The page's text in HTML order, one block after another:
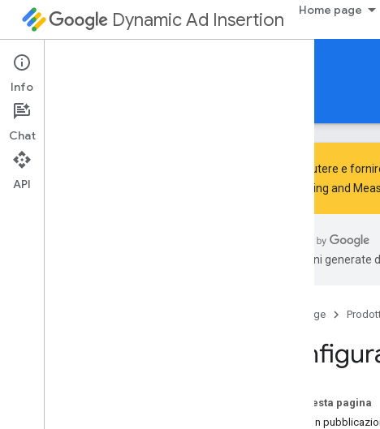
Dynamic Ad Insertion Home page
SDK IMA DAI per Android
Guide
Per discutere e
Advertising and
traduzioni generate
Home page
Su questa pagina
DAI con
Info
Chat
API